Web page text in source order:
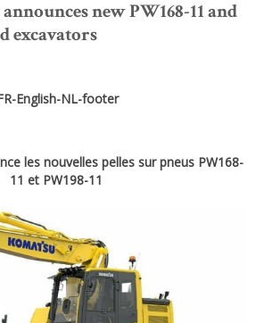
new PW168-11 and
excavators
English-NL-footer
les nouvelles pelles sur pneus PW168-
11 et PW198-11